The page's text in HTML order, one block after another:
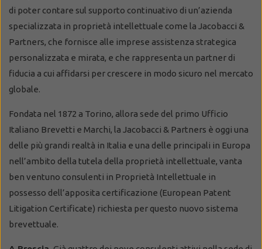
di poter contare sul supporto continuativo di un’azienda
specializzata in proprietà intellettuale come la Jacobacci &
Partners, che fornisce alle imprese assistenza strategica
personalizzata e mirata, e che rappresenta un partner di
fiducia a cui affidarsi per crescere in modo sicuro nel mercato
globale.
Fondata nel 1872 a Torino, allora sede del primo Ufficio
Italiano Brevetti e Marchi, la Jacobacci & Partners è oggi una
delle più grandi realtà in Italia e una delle principali in Europa
nell’ambito della tutela della proprietà intellettuale, vanta
ben ventuno consulenti in Proprietà Intellettuale in
possesso dell’apposita certificazione (European Patent
Litigation Certificate) richiesta per questo nuovo sistema
brevettuale.